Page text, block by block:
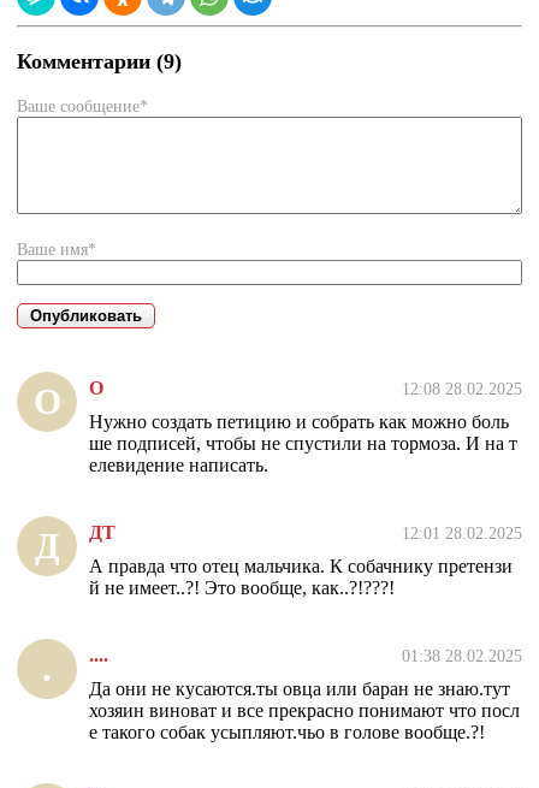
Комментарии (9)
Ваше сообщение*
Ваше имя*
О О 12:08 28.02.2025
Нужно создать петицию и собрать как можно боль
ше подписей, чтобы не спустили на тормоза. И на т
елевидение написать.
Д ДТ 12:01 28.02.2025
А правда что отец мальчика. К собачнику претензи
й не имеет..?! Это вообще, как..?!???!
. .... 01:38 28.02.2025
Да они не кусаются.ты овца или баран не знаю.тут
хозяин виноват и все прекрасно понимают что посл
е такого собак усыпляют.чьо в голове вообще.?!